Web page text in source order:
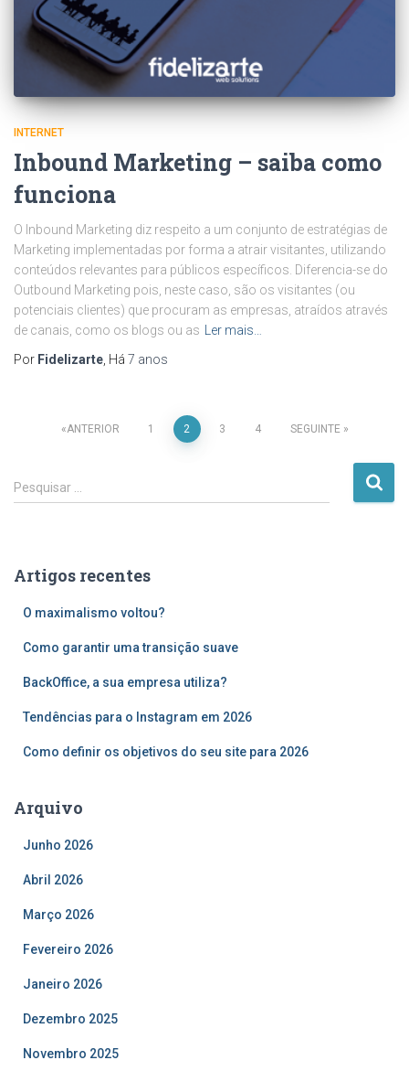
INTERNET
Inbound Marketing – saiba como
funciona
O Inbound Marketing diz respeito a um conjunto de estratégias de
Marketing implementadas por forma a atrair visitantes, utilizando
conteúdos relevantes para públicos específicos. Diferencia-se do
Outbound Marketing pois, neste caso, são os visitantes (ou
potenciais clientes) que procuram as empresas, atraídos através
de canais, como os blogs ou as Ler mais…
Por Fidelizarte , Há 7 anos
Paginação
dos
ANTERIOR 1 2 3 4 SEGUINTE
P
e
i
Pesquisar …
Artigos recentes
O maximalismo voltou?
Como garantir uma transição suave
BackOffice, a sua empresa utiliza?
Tendências para o Instagram em 2026
Como definir os objetivos do seu site para 2026
Arquivo
Junho 2026
Abril 2026
Março 2026
Fevereiro 2026
Janeiro 2026
Dezembro 2025
Novembro 2025